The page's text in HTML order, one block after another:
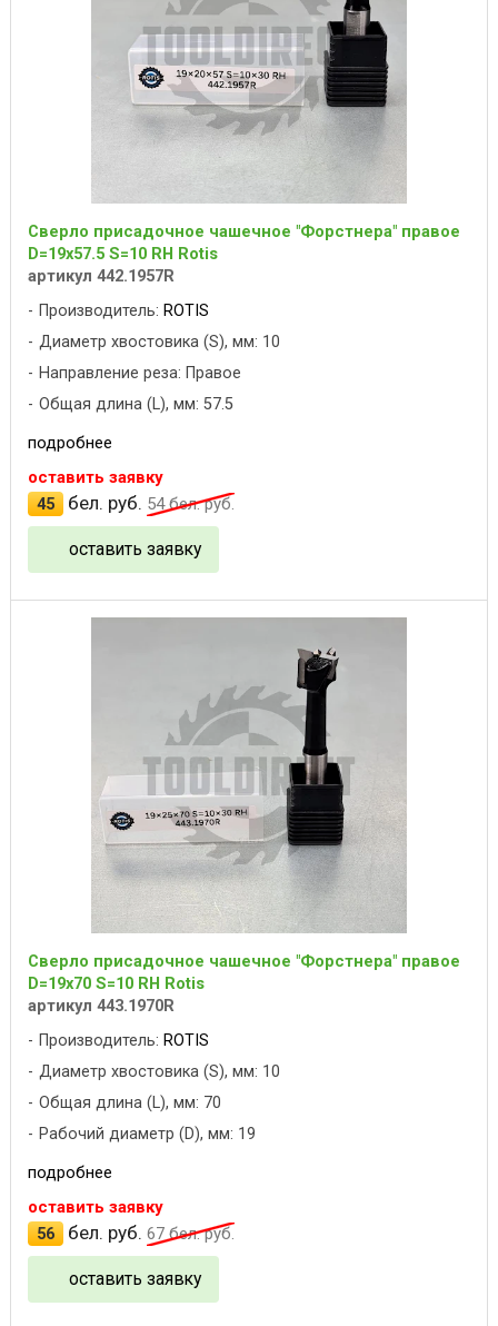
Сверло присадочное чашечное "Форстнера" правое
D=19x57.5 S=10 RH Rotis
артикул 442.1957R
Производитель: ROTIS
Диаметр хвостовика (S), мм: 10
Направление реза: Правое
Общая длина (L), мм: 57.5
подробнее
оставить заявку
45
бел. руб. 54бел. руб.
оставить заявку
Сверло присадочное чашечное "Форстнера" правое
D=19x70 S=10 RH Rotis
артикул 443.1970R
Производитель: ROTIS
Диаметр хвостовика (S), мм: 10
Общая длина (L), мм: 70
Рабочий диаметр (D), мм: 19
подробнее
оставить заявку
56
бел. руб. 67бел. руб.
оставить заявку